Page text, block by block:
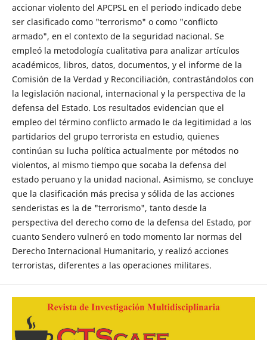
accionar violento del APCPSL en el periodo indicado debe
ser clasificado como "terrorismo" o como "conflicto
armado", en el contexto de la seguridad nacional. Se
empleó la metodología cualitativa para analizar artículos
académicos, libros, datos, documentos, y el informe de la
Comisión de la Verdad y Reconciliación, contrastándolos con
la legislación nacional, internacional y la perspectiva de la
defensa del Estado. Los resultados evidencian que el
empleo del término conflicto armado le da legitimidad a los
partidarios del grupo terrorista en estudio, quienes
continúan su lucha política actualmente por métodos no
violentos, al mismo tiempo que socaba la defensa del
estado peruano y la unidad nacional. Asimismo, se concluye
que la clasificación más precisa y sólida de las acciones
senderistas es la de "terrorismo", tanto desde la
perspectiva del derecho como de la defensa del Estado, por
cuanto Sendero vulneró en todo momento lar normas del
Derecho Internacional Humanitario, y realizó acciones
terroristas, diferentes a las operaciones militares.